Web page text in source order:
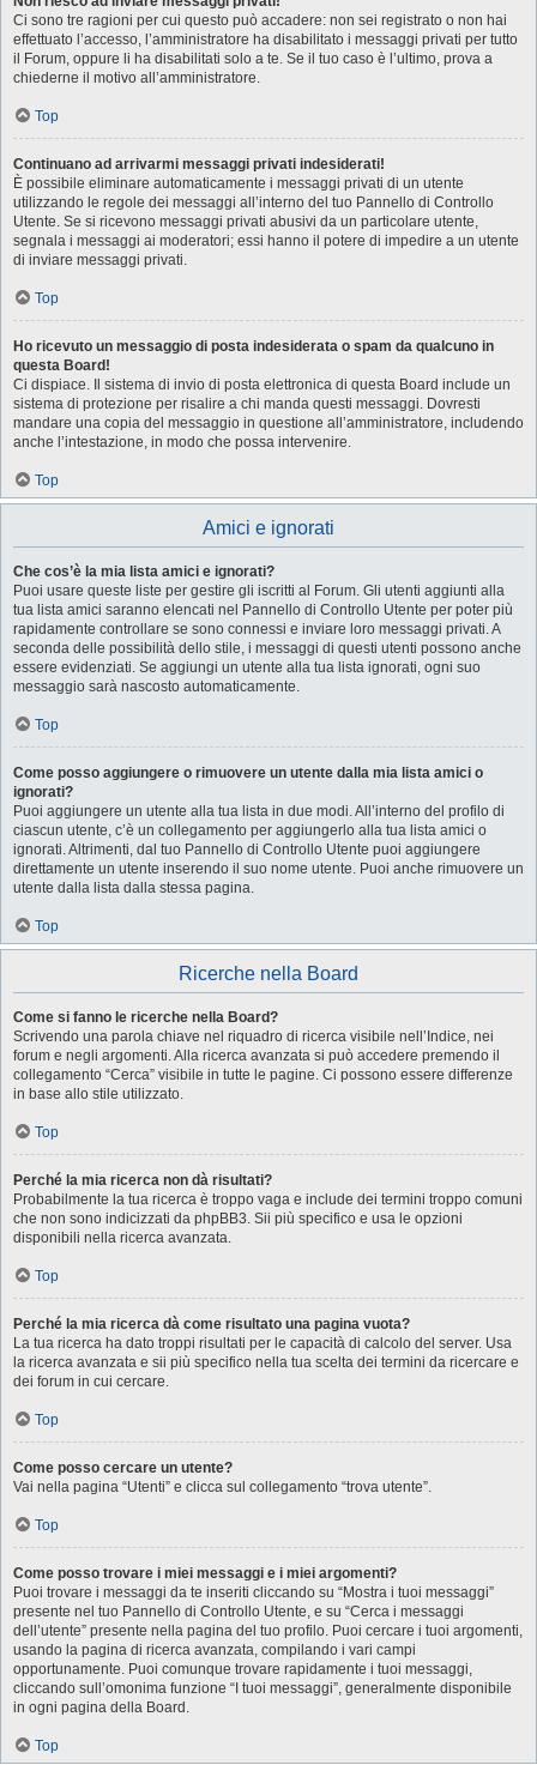
Ci sono tre ragioni per cui questo può accadere: non sei registrato o non hai
effettuato l’accesso, l’amministratore ha disabilitato i messaggi privati per tutto
il Forum, oppure li ha disabilitati solo a te. Se il tuo caso è l’ultimo, prova a
chiederne il motivo all’amministratore.
Top
Continuano ad arrivarmi messaggi privati indesiderati!
È possibile eliminare automaticamente i messaggi privati ​​di un utente
utilizzando le regole dei messaggi all’interno del tuo Pannello di Controllo
Utente. Se si ricevono messaggi privati ​​abusivi da un particolare utente,
segnala i messaggi ai moderatori; essi hanno il potere di impedire a un utente
di inviare messaggi privati​​.
Top
Ho ricevuto un messaggio di posta indesiderata o spam da qualcuno in
questa Board!
Ci dispiace. Il sistema di invio di posta elettronica di questa Board include un
sistema di protezione per risalire a chi manda questi messaggi. Dovresti
mandare una copia del messaggio in questione all’amministratore, includendo
anche l’intestazione, in modo che possa intervenire.
Top
Amici e ignorati
Che cos’è la mia lista amici e ignorati?
Puoi usare queste liste per gestire gli iscritti al Forum. Gli utenti aggiunti alla
tua lista amici saranno elencati nel Pannello di Controllo Utente per poter più
rapidamente controllare se sono connessi e inviare loro messaggi privati. A
seconda delle possibilità dello stile, i messaggi di questi utenti possono anche
essere evidenziati. Se aggiungi un utente alla tua lista ignorati, ogni suo
messaggio sarà nascosto automaticamente.
Top
Come posso aggiungere o rimuovere un utente dalla mia lista amici o
ignorati?
Puoi aggiungere un utente alla tua lista in due modi. All’interno del profilo di
ciascun utente, c’è un collegamento per aggiungerlo alla tua lista amici o
ignorati. Altrimenti, dal tuo Pannello di Controllo Utente puoi aggiungere
direttamente un utente inserendo il suo nome utente. Puoi anche rimuovere un
utente dalla lista dalla stessa pagina.
Top
Ricerche nella Board
Come si fanno le ricerche nella Board?
Scrivendo una parola chiave nel riquadro di ricerca visibile nell’Indice, nei
forum e negli argomenti. Alla ricerca avanzata si può accedere premendo il
collegamento “Cerca” visibile in tutte le pagine. Ci possono essere differenze
in base allo stile utilizzato.
Top
Perché la mia ricerca non dà risultati?
Probabilmente la tua ricerca è troppo vaga e include dei termini troppo comuni
che non sono indicizzati da phpBB3. Sii più specifico e usa le opzioni
disponibili nella ricerca avanzata.
Top
Perché la mia ricerca dà come risultato una pagina vuota?
La tua ricerca ha dato troppi risultati per le capacità di calcolo del server. Usa
la ricerca avanzata e sii più specifico nella tua scelta dei termini da ricercare e
dei forum in cui cercare.
Top
Come posso cercare un utente?
Vai nella pagina “Utenti” e clicca sul collegamento “trova utente”.
Top
Come posso trovare i miei messaggi e i miei argomenti?
Puoi trovare i messaggi da te inseriti cliccando su “Mostra i tuoi messaggi”
presente nel tuo Pannello di Controllo Utente, e su “Cerca i messaggi
dell’utente” presente nella pagina del tuo profilo. Puoi cercare i tuoi argomenti,
usando la pagina di ricerca avanzata, compilando i vari campi
opportunamente. Puoi comunque trovare rapidamente i tuoi messaggi,
cliccando sull’omonima funzione “I tuoi messaggi”, generalmente disponibile
in ogni pagina della Board.
Top